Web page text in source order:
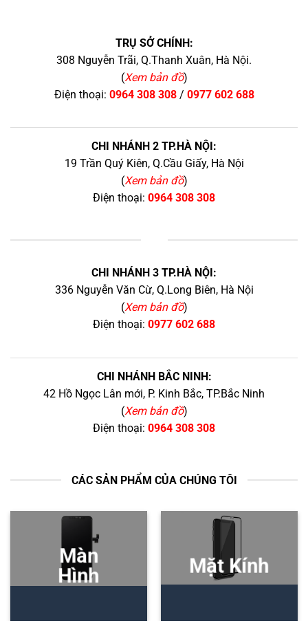
TRỤ SỞ CHÍNH:
308 Nguyễn Trãi, Q.Thanh Xuân, Hà Nội.
(Xem bản đồ)
Điện thoại: 0964 308 308/ 0977 602 688
CHI NHÁNH 2 TP.HÀ NỘI:
19 Trần Quý Kiên, Q.Cầu Giấy, Hà Nội
(Xem bản đồ)
Điện thoại: 0964 308 308
CHI NHÁNH 3 TP.HÀ NỘI:
336 Nguyễn Văn Cừ, Q.Long Biên, Hà Nội
(Xem bản đồ)
Điện thoại: 0977 602 688
CHI NHÁNH BẮC NINH:
42 Hồ Ngọc Lân mới, P. Kinh Bắc, TP.Bắc Ninh
(Xem bản đồ)
Điện thoại: 0964 308 308
CÁC SẢN PHẨM CỦA CHÚNG TÔI
Màn
Hình
Mặt Kính